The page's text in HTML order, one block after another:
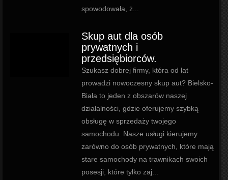
spowodowała, ż...
Skup aut dla osób
prywatnych i
przedsiębiorców.
Szukasz dobrej firmy, która od lat
prowadzi nowoczesny skup aut? Bielsko-
Biała to jeden z obszarów naszej
działalności, gdzie oferujemy szybką
obsługę w sprzedaży twojego
samochodu. Nasze usługi kierujemy
zarówno do osób prywatnych, które mają
stare samochody na trawnikach swoich
posesji, które tylko zaj...